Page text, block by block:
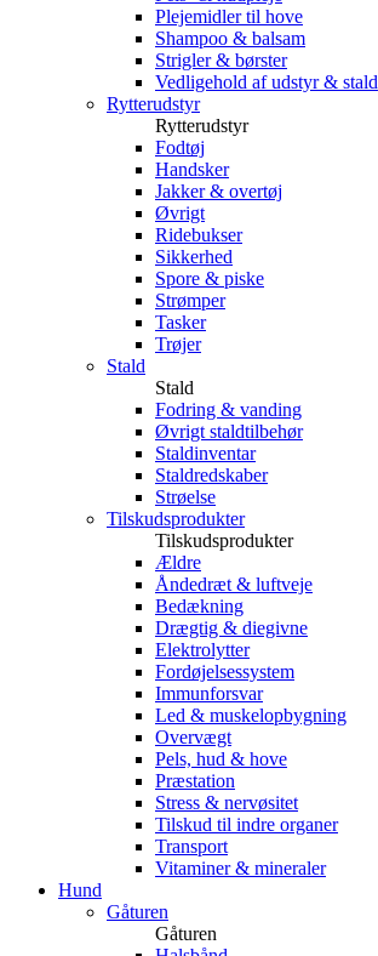
Plejemidler til hove
Shampoo & balsam
Strigler & børster
Vedligehold af udstyr & stald
Rytterudstyr
Rytterudstyr
Fodtøj
Handsker
Jakker & overtøj
Øvrigt
Ridebukser
Sikkerhed
Spore & piske
Strømper
Tasker
Trøjer
Stald
Stald
Fodring & vanding
Øvrigt staldtilbehør
Staldinventar
Staldredskaber
Strøelse
Tilskudsprodukter
Tilskudsprodukter
Ældre
Åndedræt & luftveje
Bedækning
Drægtig & diegivne
Elektrolytter
Fordøjelsessystem
Immunforsvar
Led & muskelopbygning
Overvægt
Pels, hud & hove
Præstation
Stress & nervøsitet
Tilskud til indre organer
Transport
Vitaminer & mineraler
Hund
Gåturen
Gåturen